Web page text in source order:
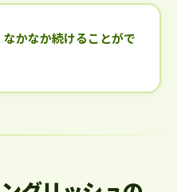
なかなか続けることがで